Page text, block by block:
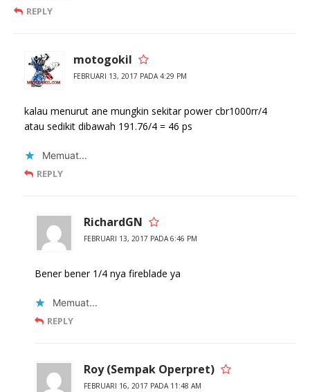
REPLY
motogokil
FEBRUARI 13, 2017 PADA 4:29 PM
kalau menurut ane mungkin sekitar power cbr1000rr/4
atau sedikit dibawah 191.76/4 = 46 ps
Memuat...
REPLY
RichardGN
FEBRUARI 13, 2017 PADA 6:46 PM
Bener bener 1/4 nya fireblade ya
Memuat...
REPLY
Roy (Sempak Operpret)
FEBRUARI 16, 2017 PADA 11:48 AM